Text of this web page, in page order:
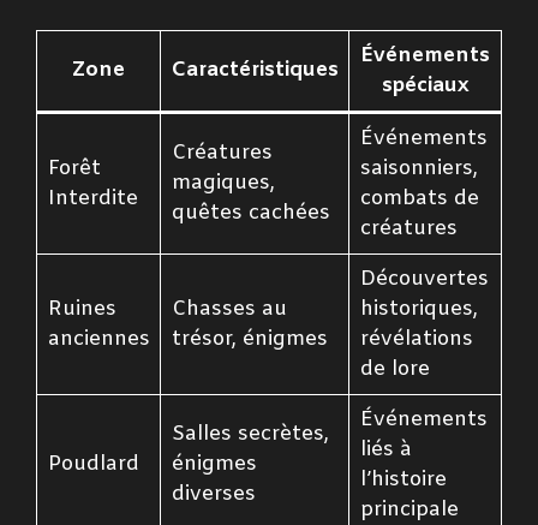
Zone Caractéristiques
Événements
spéciaux
Forêt
Interdite
Créatures
magiques,
quêtes cachées
Événements
saisonniers,
combats de
créatures
Ruines
anciennes
Chasses au
trésor, énigmes
Découvertes
historiques,
révélations
de lore
Poudlard
Salles secrètes,
énigmes
diverses
Événements
liés à
l’histoire
principale